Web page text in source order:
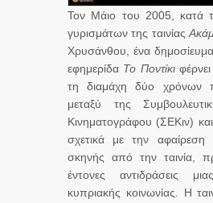
Τον Μάιο του 2005, κατά
γυρισμάτων της ταινίας
Χρυσάνθου, ένα
εφημερίδα Το Ποντίκι
τη διαμάχη δύο χρόνων
μεταξύ της
Κινηματογράφου (ΣΕΚιν)
σχετικά με την
σκηνής από την ταινία,
έντονες αντιδράσεις
κυπριακής κοινωνίας. Η